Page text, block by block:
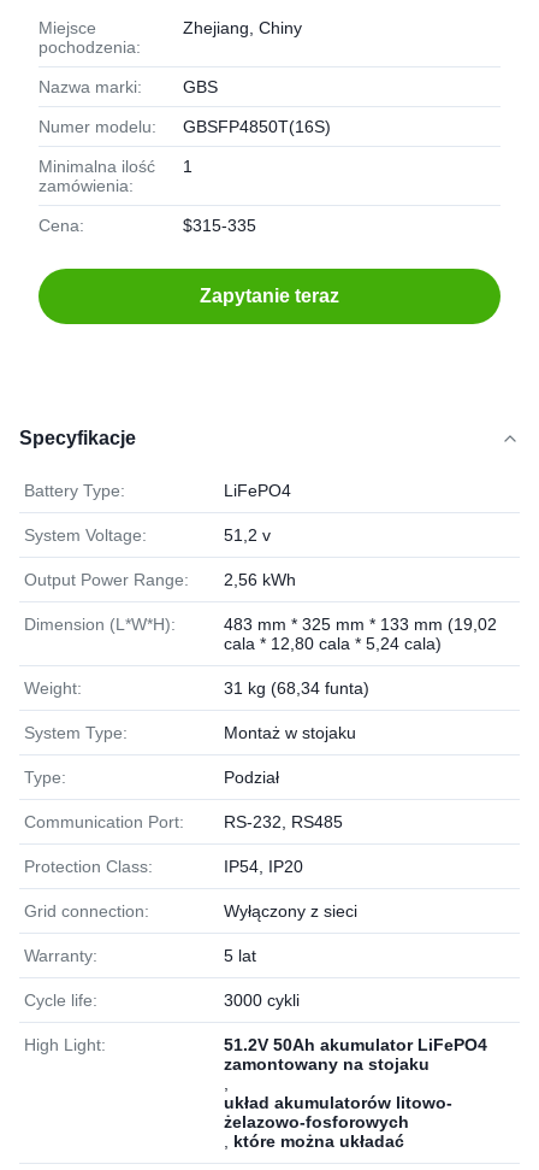
Miejsce
pochodzenia:
Zhejiang, Chiny
Nazwa marki: GBS
Numer modelu: GBSFP4850T(16S)
Minimalna ilość
zamówienia:
1
Cena: $315-335
Zapytanie teraz
Specyfikacje
Battery Type: LiFePO4
System Voltage: 51,2 v
Output Power Range: 2,56 kWh
Dimension (L*W*H):
483 mm * 325 mm * 133 mm (19,02
cala * 12,80 cala * 5,24 cala)
Weight: 31 kg (68,34 funta)
System Type: Montaż w stojaku
Type: Podział
Communication Port: RS-232, RS485
Protection Class: IP54, IP20
Grid connection: Wyłączony z sieci
Warranty: 5 lat
Cycle life: 3000 cykli
High Light:
51.2V 50Ah akumulator LiFePO4
zamontowany na stojaku
układ akumulatorów litowo-
żelazowo-fosforowych
które można układać